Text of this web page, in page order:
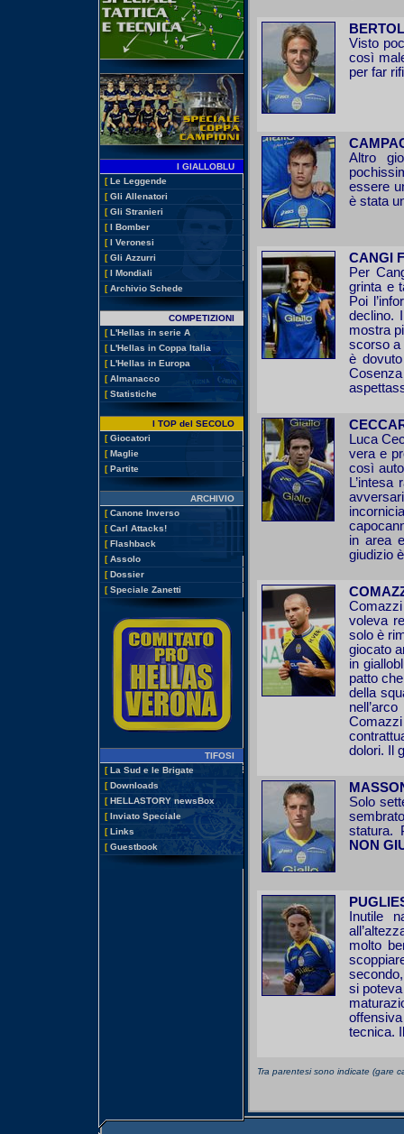
I GIALLOBLU
[ Le Leggende
[ Gli Allenatori
[ Gli Stranieri
[ I Bomber
[ I Veronesi
[ Gli Azzurri
[ I Mondiali
[ Archivio Schede
COMPETIZIONI
[ L'Hellas in serie A
[ L'Hellas in Coppa Italia
[ L'Hellas in Europa
[ Almanacco
[ Statistiche
I TOP del SECOLO
[ Giocatori
[ Maglie
[ Partite
ARCHIVIO
[ Canone Inverso
[ Carl Attacks!
[ Flashback
[ Assolo
[ Dossier
[ Speciale Zanetti
TIFOSI
[ La Sud e le Brigate
[ Downloads
[ HELLASTORY newsBox
[ Inviato Speciale
[ Links
[ Guestbook
Visto
così
per far
Altro
essere
è stata
CANGI
Per
grinta e
Poi
declino.
mostra
scorso a
è
Luca
vera e
così
in area
giudizio
voleva
solo è
giocato
in
patto
della
dolori. Il
Solo
statura.
NON
Inutile
molto
si
tecnica.
Tra parentesi sono indicate (gare